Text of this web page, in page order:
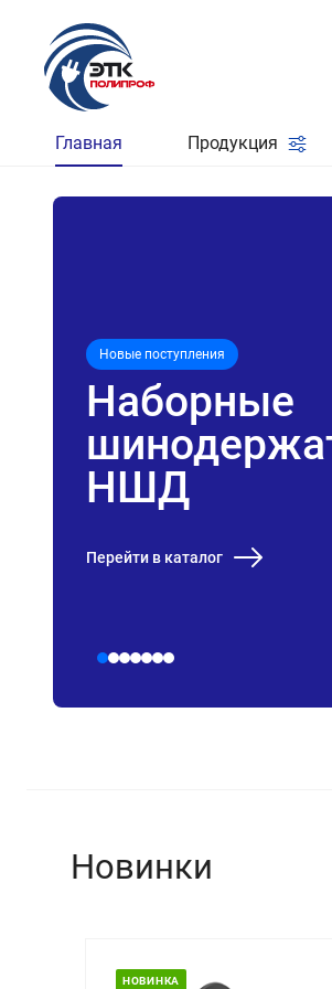
Главная Продукция
Новые поступления
Наборные
НШД
Перейти в каталог
Новинки
НОВИНКА